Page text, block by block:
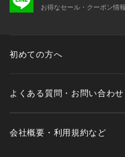
お得なセール・クーポン情
初めての方へ
よくある質問・お問い合わせ
会社概要・利用規約など